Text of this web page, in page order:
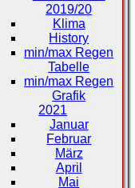
2019/20
Klima
History
min/max Regen
Tabelle
min/max Regen
Grafik
2021
Januar
Februar
März
April
Mai